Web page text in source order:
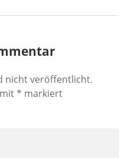
nicht veröffentlicht.
* markiert